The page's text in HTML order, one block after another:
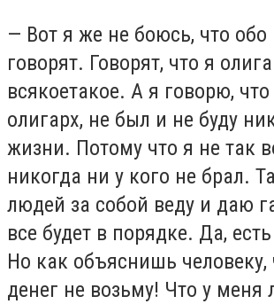
— Вот я же не боюсь, что обо
говорят. Говорят, что я
всякоетакое. А я говорю,
олигарх, не был и не буду
жизни. Потому что я не так
никогда ни у кого не брал.
людей за собой веду и даю
все будет в порядке. Да,
Но как объяснишь человеку,
денег не возьму! Что у